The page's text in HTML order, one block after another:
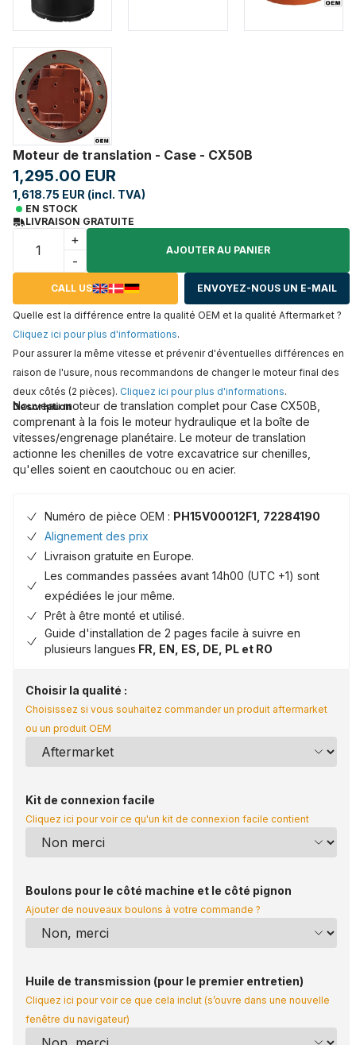
Moteur de translation - Case - CX50B
1,295.00 EUR
1,618.75 EUR (incl. TVA)
EN STOCK
LIVRAISON GRATUITE
+
-
AJOUTER AU PANIER
CALL US ENVOYEZ-NOUS UN E-MAIL
Quelle est la différence entre la qualité OEM et la qualité Aftermarket ?
Cliquez ici pour plus d'informations.
Pour assurer la même vitesse et prévenir d'éventuelles différences en
raison de l'usure, nous recommandons de changer le moteur final des
deux côtés (2 pièces). Cliquez ici pour plus d'informations.
Description
Nouveau moteur de translation complet pour Case CX50B,
comprenant à la fois le moteur hydraulique et la boîte de
vitesses/engrenage planétaire. Le moteur de translation
actionne les chenilles de votre excavatrice sur chenilles,
qu'elles soient en caoutchouc ou en acier.
Numéro de pièce OEM : PH15V00012F1, 72284190
Alignement des prix
Livraison gratuite en Europe.
Les commandes passées avant 14h00 (UTC +1) sont
expédiées le jour même.
Prêt à être monté et utilisé.
Guide d'installation de 2 pages facile à suivre en
plusieurs langues FR, EN, ES, DE, PL et RO
Choisir la qualité :
Choisissez si vous souhaitez commander un produit aftermarket
ou un produit OEM
Kit de connexion facile
Cliquez ici pour voir ce qu'un kit de connexion facile contient
Boulons pour le côté machine et le côté pignon
Ajouter de nouveaux boulons à votre commande ?
Huile de transmission (pour le premier entretien)
Cliquez ici pour voir ce que cela inclut (s’ouvre dans une nouvelle
fenêtre du navigateur)